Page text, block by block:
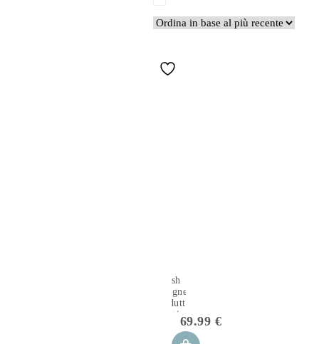
Hush
Magnetic
Riduttore
Lettino
Neonato
Dino
69.99 €